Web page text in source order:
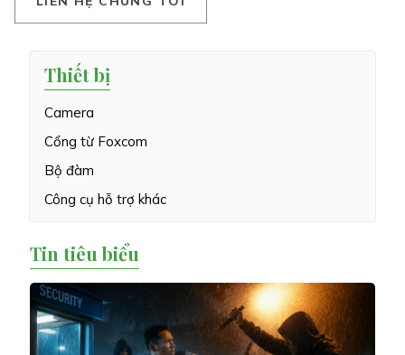
Thiết bị
Camera
Cổng từ Foxcom
Bộ đàm
Công cụ hỗ trợ khác
Tin tiêu biểu